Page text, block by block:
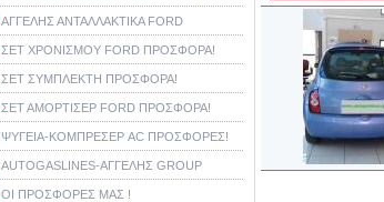
ΑΓΓΕΛΗΣ ΑΝΤΑΛΛΑΚΤΙΚΑ FORD
ΣΕΤ ΧΡΟΝΙΣΜΟΥ FORD ΠΡΟΣΦΟΡΑ!
ΣΕΤ ΣΥΜΠΛΕΚΤΗ ΠΡΟΣΦΟΡΑ!
ΣΕΤ ΑΜΟΡΤΙΣΕΡ FORD ΠΡΟΣΦΟΡΑ!
ΨΥΓΕΙΑ-ΚΟΜΠΡΕΣΕΡ AC ΠΡΟΣΦΟΡΕΣ!
AUTOGASLINES-ΑΓΓΕΛΗΣ GROUP
ΟΙ ΠΡΟΣΦΟΡΕΣ ΜΑΣ !